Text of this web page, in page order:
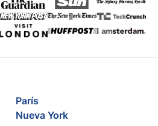
París
Nueva York